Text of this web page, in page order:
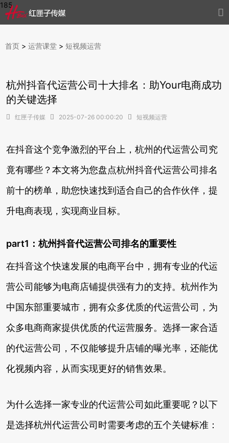
185

首页 > 运营课堂 > 短视频运营
杭州抖音代运营公司十大排名：助Your电商成功
的关键选择
 红匣子传媒  2025-07-26 00:00:20  短视频运营
在抖音这个竞争激烈的平台上，杭州的代运营公司究
竟有哪些？本文将为您盘点杭州抖音代运营公司排名
前十的榜单，助您快速找到适合自己的合作伙伴，提
升电商表现，实现商业目标。
part1：杭州抖音代运营公司排名的重要性
在抖音这个快速发展的电商平台中，拥有专业的代运
营公司能够为电商店铺提供强有力的支持。杭州作为
中国东部重要城市，拥有众多优质的代运营公司，为
众多电商商家提供优质的代运营服务。选择一家合适
的代运营公司，不仅能够提升店铺的曝光率，还能优
化视频内容，从而实现更好的销售效果。
为什么选择一家专业的代运营公司如此重要呢？以下
是选择杭州代运营公司时需要考虑的五个关键标准：